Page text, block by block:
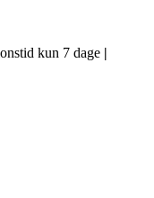
kun 7 dage |